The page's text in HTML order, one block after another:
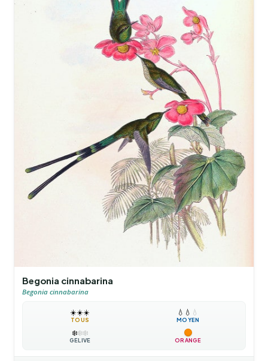
Begonia cinnabarina
Begonia cinnabarina
☀️☀️☀️
TOUS
💧 💧 💧
MOYEN
❄️❄️❄️
GÉLIVE ORANGE